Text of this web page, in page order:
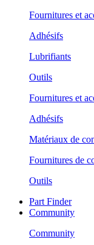
Fournitures et
Adhésifs
Lubrifiants
Outils
Fournitures et
Adhésifs
Matériaux de
Fournitures de
Outils
Part Finder
Community
Community